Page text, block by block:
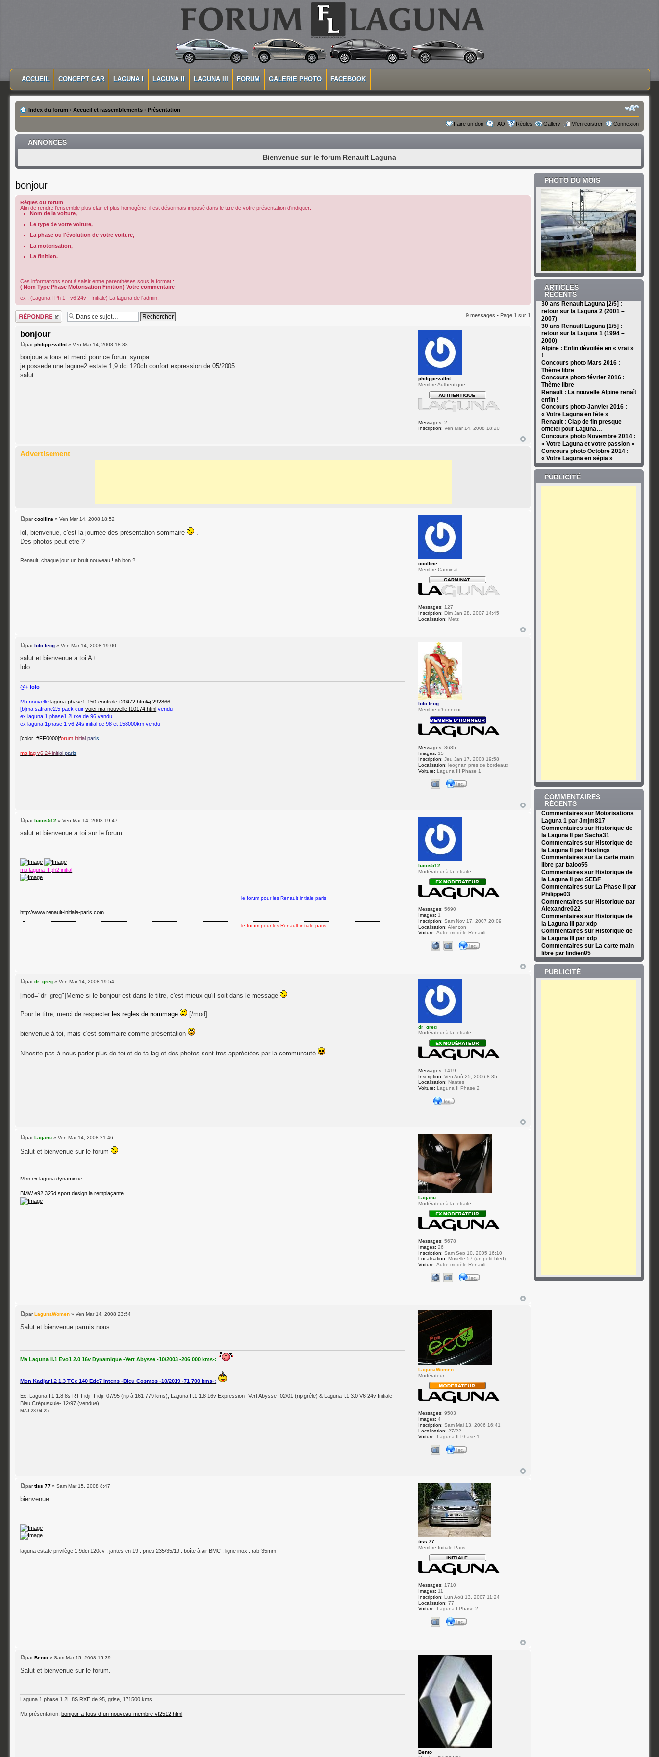
MENU PRINCIPAL
ACCUEIL CONCEPT CAR LAGUNA I LAGUNA II LAGUNA III FORUM GALERIE PHOTO FACEBOOK
Index du forum ‹ Accueil et rassemblements ‹ Présentation
Faire un don FAQ Règles Gallery M’enregistrer Connexion
ANNONCES
Bienvenue sur le forum Renault Laguna
bonjour
Règles du forum
Afin de rendre l'ensemble plus clair et plus homogène, il est désormais imposé dans le titre de votre présentation d'indiquer:
Nom de la voiture,
Le type de votre voiture,
La phase ou l'évolution de votre voiture,
La motorisation,
La finition.
Ces informations sont à saisir entre parenthèses sous le format :
( Nom Type Phase Motorisation Finition) Votre commentaire
ex : (Laguna I Ph 1 - v6 24v - Initiale) La laguna de l'admin.
Répondre 9 messages • Page 1 sur 1
bonjour
parphilippevallnt» Ven Mar 14, 2008 18:38
bonjoue a tous et merci pour ce forum sympa
je possede une lagune2 estate 1,9 dci 120ch confort expression de 05/2005
salut
philippevallnt
Membre Authentique
Messages: 2
Inscription: Ven Mar 14, 2008 18:20
Advertisement
parcoolline » Ven Mar 14, 2008 18:52
lol, bienvenue, c'est la journée des présentation sommaire
Des photos peut etre ?
Renault, chaque jour un bruit nouveau ! ah bon ?
coolline
Membre Carminat
Messages: 127
Inscription: Dim Jan 28, 2007 14:45
Localisation: Metz
parlolo leog » Ven Mar 14, 2008 19:00
salut et bienvenue a toi A+
lolo
@+ lolo
Ma nouvellelaguna-phase1-150-controle-t20472.html#p292866
[b]ma safrane2.5 pack cuirvoici-ma-nouvelle-t10174.html vendu
ex laguna 1 phase1 2l rxe de 96 vendu
ex laguna 1phase 1 v6 24s initial de 98 et 158000km vendu
[color=#FF0000]forum initial paris
ma lag v6 24 initial paris
lolo leog
Membre d'honneur
Messages: 3685
Images: 15
Inscription: Jeu Jan 17, 2008 19:58
Localisation: leognan pres de bordeaux
Voiture: Laguna III Phase 1
parlucos512 » Ven Mar 14, 2008 19:47
salut et bienvenue a toi sur le forum
ma laguna II ph2 initial
le forum pour les Renault initiale paris
http://www.renault-initiale-paris.com
le forum pour les Renault initiale paris
lucos512
Modérateur à la retraite
Messages: 5690
Images: 1
Inscription: Sam Nov 17, 2007 20:09
Localisation: Alençon
Voiture: Autre modèle Renault
pardr_greg » Ven Mar 14, 2008 19:54
[mod="dr_greg"]Meme si le bonjour est dans le titre, c'est mieux qu'il soit dans le message
Pour le titre, merci de respecter les regles de nommage [/mod]
bienvenue à toi, mais c'est sommaire comme présentation
N'hesite pas à nous parler plus de toi et de ta lag et des photos sont tres appréciées par la communauté
dr_greg
Modérateur à la retraite
Messages: 1419
Inscription: Ven Aoû 25, 2006 8:35
Localisation: Nantes
Voiture: Laguna II Phase 2
parLaganu » Ven Mar 14, 2008 21:46
Salut et bienvenue sur le forum
Mon ex laguna dynamique
BMW e92 325d sport design la remplaçante
Laganu
Modérateur à la retraite
Messages: 5678
Images: 26
Inscription: Sam Sep 10, 2005 16:10
Localisation: Moselle 57 (un petit bled)
Voiture: Autre modèle Renault
parLagunaWomen » Ven Mar 14, 2008 23:54
Salut et bienvenue parmis nous
Ma Laguna II.1 Evo1 2.0 16v Dynamique -Vert Abysse -10/2003 -206 000 kms-:
Mon Kadjar I.2 1.3 TCe 140 Edc7 Intens -Bleu Cosmos -10/2019 -71 700 kms-:
Ex: Laguna I.1 1.8 8s RT Fidji -Fidji- 07/95 (rip à 161 779 kms), Laguna II.1 1.8 16v Expression -Vert Abysse- 02/01 (rip grêle) & Laguna I.1 3.0 V6 24v Initiale -
Bleu Crépuscule- 12/97 (vendue)
MAJ 23.04.25
LagunaWomen
Modérateur
Messages: 9503
Images: 4
Inscription: Sam Mai 13, 2006 16:41
Localisation: 27/22
Voiture: Laguna II Phase 1
partiss 77 » Sam Mar 15, 2008 8:47
bienvenue
laguna estate privilège 1.9dci 120cv . jantes en 19 . pneu 235/35/19 . boîte à air BMC . ligne inox . rab-35mm
tiss 77
Membre Initiale Paris
Messages: 1710
Images: 11
Inscription: Lun Aoû 13, 2007 11:24
Localisation: 77
Voiture: Laguna I Phase 2
par Bento » Sam Mar 15, 2008 15:39
Salut et bienvenue sur le forum.
Laguna 1 phase 1 2L 8S RXE de 95, grise, 171500 kms.
Ma présentation:bonjour-a-tous-d-un-nouveau-membre-vt2512.html
Bento
PHOTO DU MOIS
ARTICLES
RÉCENTS
30 ans Renault Laguna [2/5] :
retour sur la Laguna 2 (2001 –
2007)
30 ans Renault Laguna [1/5] :
retour sur la Laguna 1 (1994 –
2000)
Alpine : Enfin dévoilée en « vrai »
!
Concours photo Mars 2016 :
Thème libre
Concours photo février 2016 :
Thème libre
Renault : La nouvelle Alpine renaît
enfin !
Concours photo Janvier 2016 :
« Votre Laguna en fête »
Renault : Clap de fin presque
officiel pour Laguna…
Concours photo Novembre 2014 :
« Votre Laguna et votre passion »
Concours photo Octobre 2014 :
« Votre Laguna en sépia »
PUBLICITÉ
COMMENTAIRES
RÉCENTS
Commentaires sur Motorisations
Laguna 1 par Jmjm817
Commentaires sur Historique de
la Laguna II par Sacha31
Commentaires sur Historique de
la Laguna II par Hastings
Commentaires sur La carte main
libre par baloo55
Commentaires sur Historique de
la Laguna II par SEBF
Commentaires sur La Phase II par
Philippe03
Commentaires sur Historique par
Alexandre022
Commentaires sur Historique de
la Laguna III par xdp
Commentaires sur Historique de
la Laguna III par xdp
Commentaires sur La carte main
libre par lindien85
PUBLICITÉ